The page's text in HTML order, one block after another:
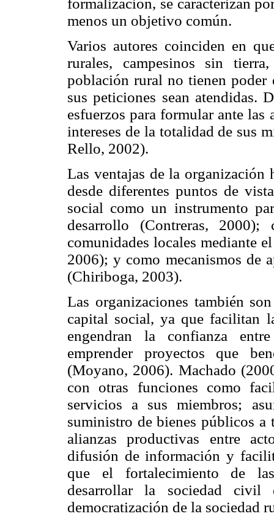
menos un objetivo común.
Varios autores coinciden en
rurales, campesinos sin
población rural no tienen poder
sus peticiones sean atendidas.
esfuerzos para formular ante las
intereses de la totalidad de sus
Rello, 2002).
Las ventajas de la organización
desde diferentes puntos de
social como un instrumento
desarrollo (Contreras,
comunidades locales mediante
2006); y como mecanismos de
(Chiriboga, 2003).
Las organizaciones también
capital social, ya que facilitan
engendran la confianza
emprender proyectos que
(Moyano, 2006). Machado
con otras funciones como
servicios a sus miembros;
suministro de bienes públicos a
alianzas productivas entre
difusión de información y
que el fortalecimiento de
desarrollar la sociedad
democratización de la sociedad